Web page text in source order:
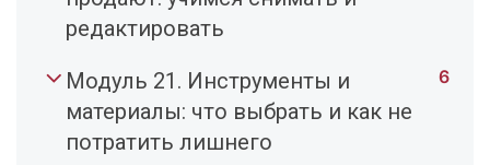
редактировать
Модуль 21. Инструменты и
материалы: что выбрать и как не
потратить лишнего
6